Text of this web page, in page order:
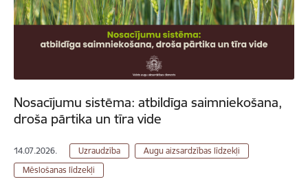
Nosacījumu sistēma: atbildīga saimniekošana,
droša pārtika un tīra vide
14.07.2026. Uzraudzība
Augu aizsardzības līdzekļi
Mēslošanas līdzekļi